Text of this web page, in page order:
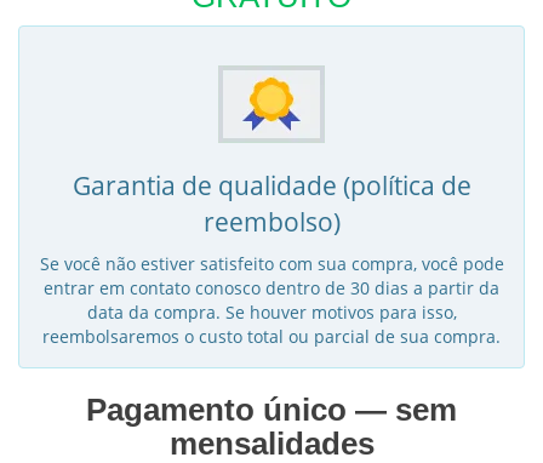
Garantia de qualidade (política de
reembolso)
Se você não estiver satisfeito com sua compra, você pode
entrar em contato conosco dentro de 30 dias a partir da
data da compra. Se houver motivos para isso,
reembolsaremos o custo total ou parcial de sua compra.
Pagamento único — sem
mensalidades